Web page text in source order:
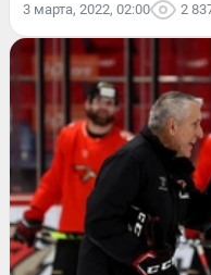
3 марта, 2022, 02:00 2